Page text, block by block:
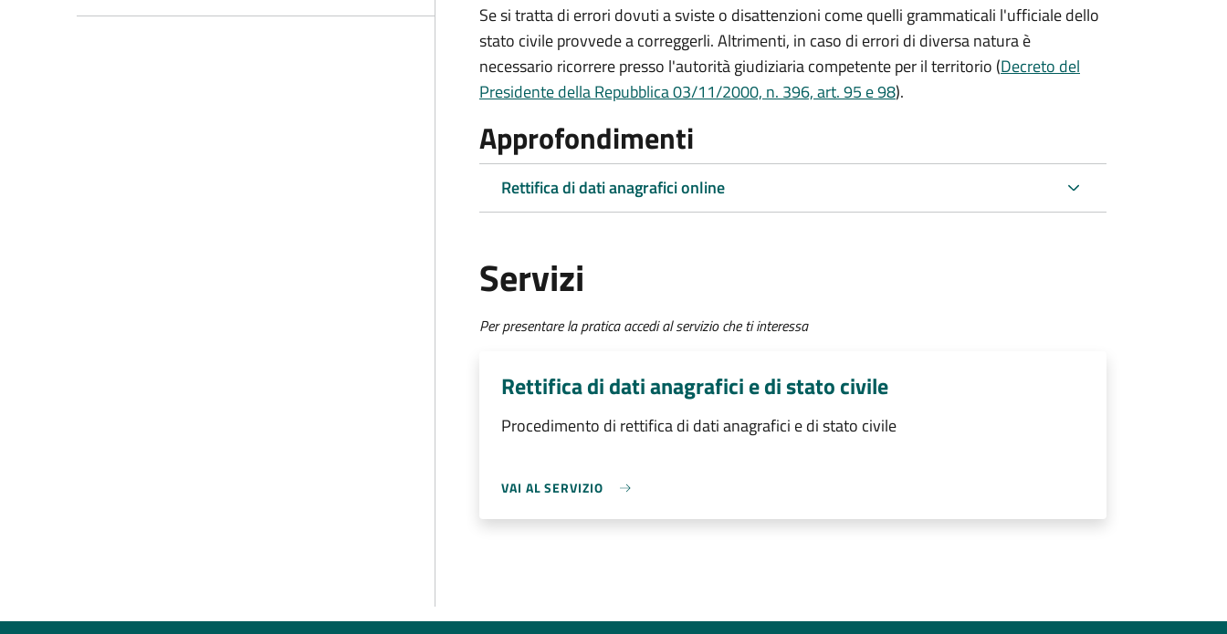
Se si tratta di errori dovuti a sviste o disattenzioni come quelli grammaticali l'ufficiale dello
stato civile provvede a correggerli. Altrimenti, in caso di errori di diversa natura è
necessario ricorrere presso l'autorità giudiziaria competente per il territorio (Decreto del
Presidente della Repubblica 03/11/2000, n. 396, art. 95 e 98).
Approfondimenti
Rettifica di dati anagrafici online
Servizi
Per presentare la pratica accedi al servizio che ti interessa
Rettifica di dati anagrafici e di stato civile
Procedimento di rettifica di dati anagrafici e di stato civile
VAI AL SERVIZIO